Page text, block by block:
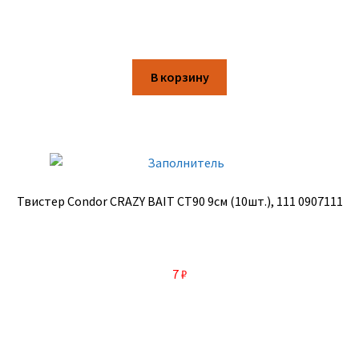
В корзину
Твистер Condor CRAZY BAIT CT90 9см (10шт.), 111 0907111
7₽